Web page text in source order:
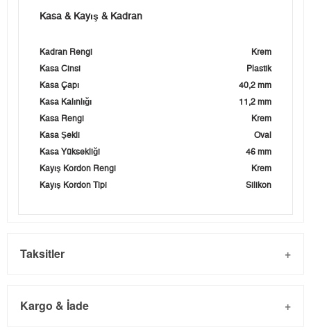
Kasa & Kayış & Kadran
Kadran Rengi
Krem
Kasa Cinsi
Plastik
Kasa Çapı
40,2 mm
Kasa Kalınlığı
11,2 mm
Kasa Rengi
Krem
Kasa Şekli
Oval
Kasa Yüksekliği
46 mm
Kayış Kordon Rengi
Krem
Kayış Kordon Tipi
Silikon
Taksitler
Kargo & İade